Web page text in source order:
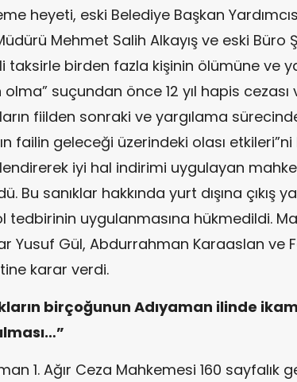
heyeti, eski Belediye Başkan
Mehmet Salih Alkayış ve eski Büro
taksirle birden fazla kişinin ölümüne ve
suçundan önce 12 yıl hapis cezası
fiilden sonraki ve yargılama
failin geleceği üzerindeki olası
iyi hal indirimi uygulayan
Bu sanıklar hakkında yurt dışına çıkış
tedbirinin uygulanmasına hükmedildi.
Yusuf Gül, Abdurrahman Karaaslan ve
karar verdi.
birçoğunun Adıyaman ilinde
1. Ağır Ceza Mahkemesi 160 sayfalık